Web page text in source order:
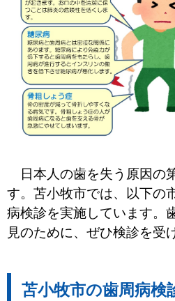
日本人の歯を失う原因の
す。苫小牧市では、以下の
病検診を実施しています。
見のために、ぜひ検診を受
苫小牧市の歯周病検